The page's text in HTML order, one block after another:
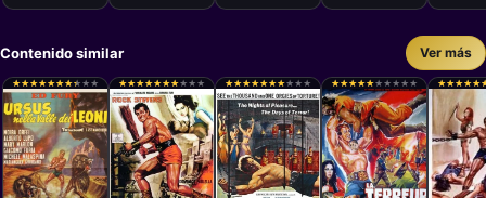
Contenido similar Ver más
★
★★
★★
★★
★★
★★
★★
★★
★ ★
★ ★
★ ★
★★
★★
★★
★★
★★
★★
★★
★ ★
★ ★
★ ★
★★
★★
★★
★★
★★
★★
★★
★ ★
★ ★
★ ★
★★
★★
★★
★★
★★
★ ★
★ ★
★ ★
★ ★
★ ★
★★
★★
★★
★★
★